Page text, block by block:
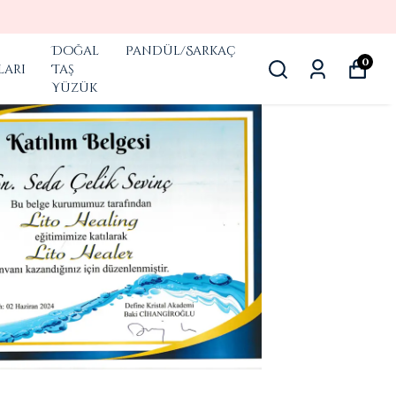
Doğal
Taş
Yüzük
Pandül/Sarkaç
0